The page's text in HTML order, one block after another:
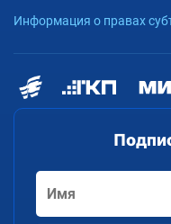
Информация о правах